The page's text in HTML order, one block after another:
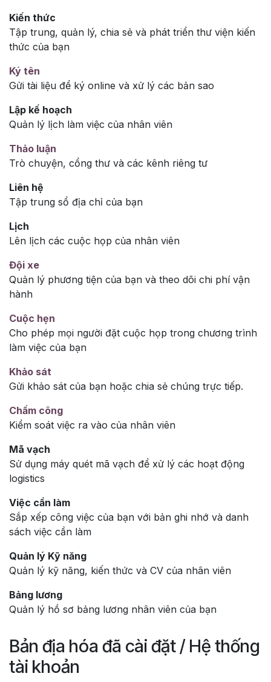
Kiến thức
Tập trung, quản lý, chia sẻ và phát triển thư viện kiến
thức của bạn
Ký tên
Gửi tài liệu để ký online và xử lý các bản sao
Lập kế hoạch
Quản lý lịch làm việc của nhân viên
Thảo luận
Trò chuyện, cổng thư và các kênh riêng tư
Liên hệ
Tập trung sổ địa chỉ của bạn
Lịch
Lên lịch các cuộc họp của nhân viên
Đội xe
Quản lý phương tiện của bạn và theo dõi chi phí vận
hành
Cuộc hẹn
Cho phép mọi người đặt cuộc họp trong chương trình
làm việc của bạn
Khảo sát
Gửi khảo sát của bạn hoặc chia sẻ chúng trực tiếp.
Chấm công
Kiểm soát việc ra vào của nhân viên
Mã vạch
Sử dụng máy quét mã vạch để xử lý các hoạt động
logistics
Việc cần làm
Sắp xếp công việc của bạn với bản ghi nhớ và danh
sách việc cần làm
Quản lý Kỹ năng
Quản lý kỹ năng, kiến thức và CV của nhân viên
Bảng lương
Quản lý hồ sơ bảng lương nhân viên của bạn
Bản địa hóa đã cài đặt / Hệ thống
tài khoản